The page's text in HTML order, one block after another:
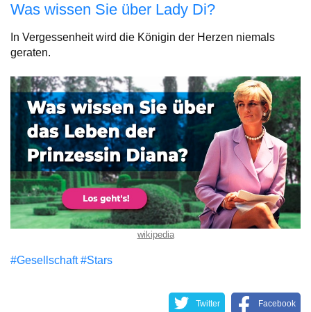
Was wissen Sie über Lady Di?
In Vergessenheit wird die Königin der Herzen niemals
geraten.
wikipedia
#Gesellschaft #Stars
Twitter Facebook